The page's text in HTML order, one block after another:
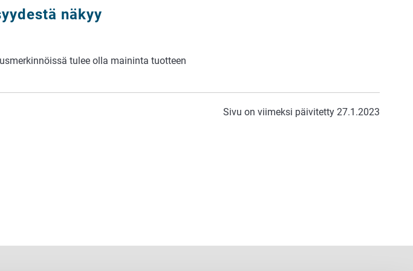
näkyy
tulee olla maininta tuotteen
Sivu on viimeksi päivitetty 27.1.2023